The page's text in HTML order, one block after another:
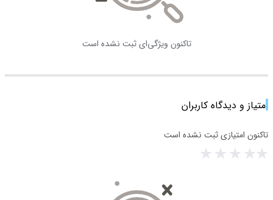
تاکنون ویژگی‌ای ثبت نشده است
امتیاز و دیدگاه کاربران
تاکنون امتیازی ثبت نشده است